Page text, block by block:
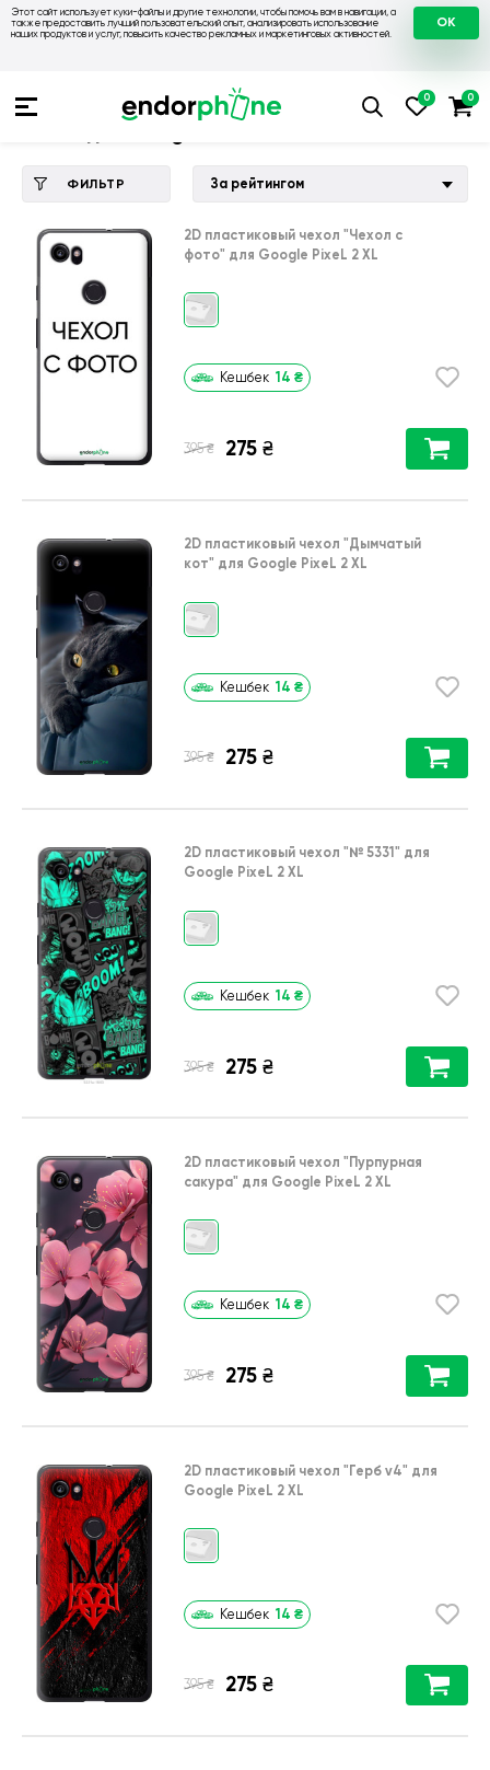
Этот сайт использует куки-файлы и другие технологии, чтобы помочь вам в навигации, а
также предоставить лучший пользовательский опыт, анализировать использование
наших продуктов и услуг, повысить качество рекламных и маркетинговых активностей.
OK
💙 Чехлы на Google 💛 Чехол для
ФИЛЬТР За рейтингом
2D пластиковый чехол "Чехол с
фото" для Google PixeL 2 XL
Кешбек 14 ₴
395 ₴ 275 ₴
2D пластиковый чехол "Дымчатый
кот" для Google PixeL 2 XL
Кешбек 14 ₴
395 ₴ 275 ₴
2D пластиковый чехол "№ 5331" для
Google PixeL 2 XL
Кешбек 14 ₴
395 ₴ 275 ₴
2D пластиковый чехол "Пурпурная
сакура" для Google PixeL 2 XL
Кешбек 14 ₴
395 ₴ 275 ₴
2D пластиковый чехол "Герб v4" для
Google PixeL 2 XL
Кешбек 14 ₴
395 ₴ 275 ₴